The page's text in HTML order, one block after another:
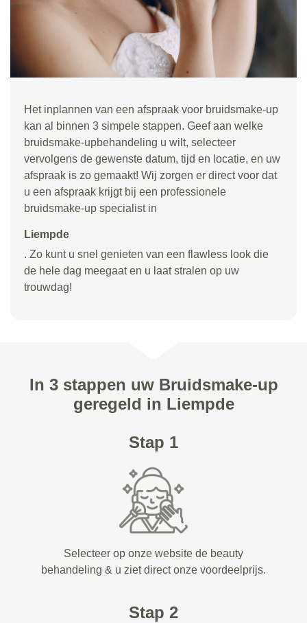
Het inplannen van een afspraak voor bruidsmake-up
kan al binnen 3 simpele stappen. Geef aan welke
bruidsmake-upbehandeling u wilt, selecteer
vervolgens de gewenste datum, tijd en locatie, en uw
afspraak is zo gemaakt! Wij zorgen er direct voor dat
u een afspraak krijgt bij een professionele
bruidsmake-up specialist in
Liempde
. Zo kunt u snel genieten van een flawless look die
de hele dag meegaat en u laat stralen op uw
trouwdag!
In 3 stappen uw Bruidsmake-up
geregeld in Liempde
Stap 1
Selecteer op onze website de beauty
behandeling & u ziet direct onze voordeelprijs.
Stap 2